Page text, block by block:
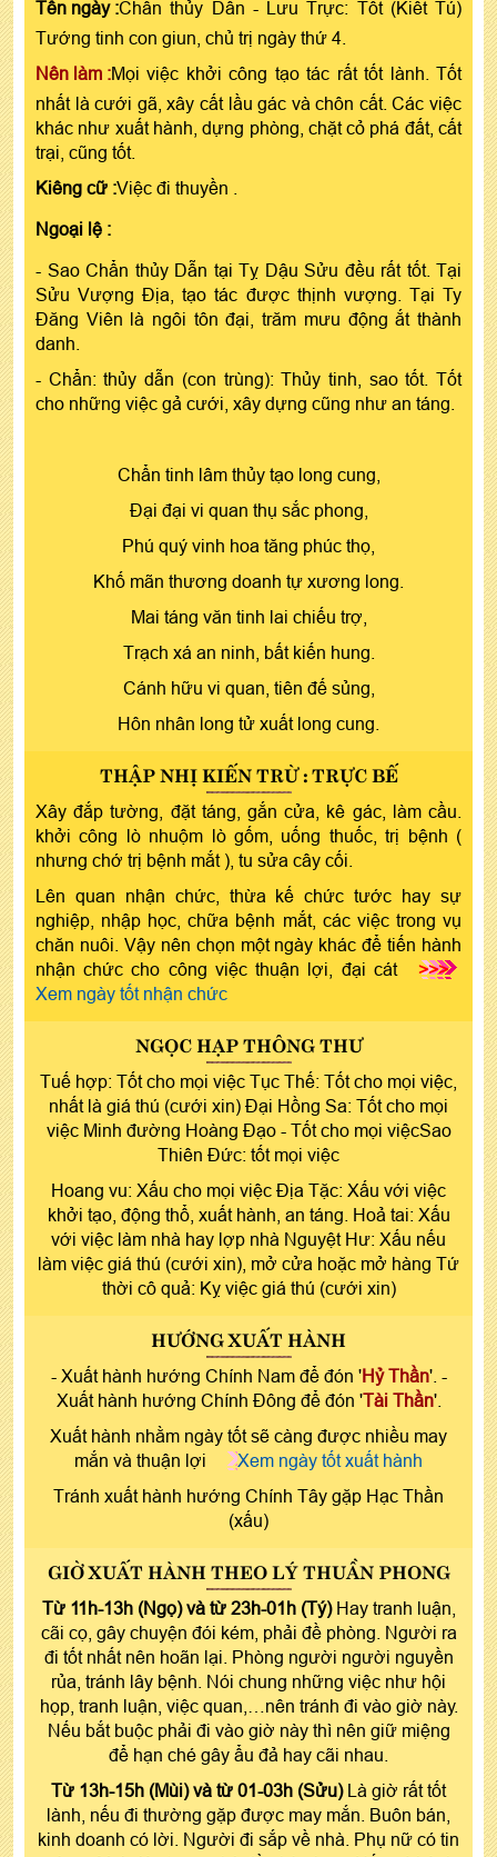
Tên ngày :Chẩn thủy Dẫn - Lưu Trực: Tốt (Kiết Tú)
Tướng tinh con giun, chủ trị ngày thứ 4.
Nên làm :Mọi việc khởi công tạo tác rất tốt lành. Tốt
nhất là cưới gã, xây cất lầu gác và chôn cất. Các việc
khác như xuất hành, dựng phòng, chặt cỏ phá đất, cất
trại, cũng tốt.
Kiêng cữ :Việc đi thuyền .
Ngoại lệ :
- Sao Chẩn thủy Dẫn tại Tỵ Dậu Sửu đều rất tốt. Tại
Sửu Vượng Địa, tạo tác được thịnh vượng. Tại Ty
Đăng Viên là ngôi tôn đại, trăm mưu động ắt thành
danh.
- Chẩn: thủy dẫn (con trùng): Thủy tinh, sao tốt. Tốt
cho những việc gả cưới, xây dựng cũng như an táng.
Chẩn tinh lâm thủy tạo long cung,
Đại đại vi quan thụ sắc phong,
Phú quý vinh hoa tăng phúc thọ,
Khố mãn thương doanh tự xương long.
Mai táng văn tinh lai chiếu trợ,
Trạch xá an ninh, bất kiến hung.
Cánh hữu vi quan, tiên đế sủng,
Hôn nhân long tử xuất long cung.
THẬP NHỊ KIẾN TRỪ : TRỰC BẾ
Xây đắp tường, đặt táng, gắn cửa, kê gác, làm cầu.
khởi công lò nhuộm lò gốm, uống thuốc, trị bệnh (
nhưng chớ trị bệnh mắt ), tu sửa cây cối.
Lên quan nhận chức, thừa kế chức tước hay sự
nghiệp, nhập học, chữa bệnh mắt, các việc trong vụ
chăn nuôi. Vậy nên chọn một ngày khác để tiến hành
nhận chức cho công việc thuận lợi, đại cát
>>>
Xem ngày tốt nhận chức
NGỌC HẠP THÔNG THƯ
Tuế hợp: Tốt cho mọi việc Tục Thế: Tốt cho mọi việc,
nhất là giá thú (cưới xin) Đại Hồng Sa: Tốt cho mọi
việc Minh đường Hoàng Đạo - Tốt cho mọi việcSao
Thiên Đức: tốt mọi việc
Hoang vu: Xấu cho mọi việc Địa Tặc: Xấu với việc
khởi tạo, động thổ, xuất hành, an táng. Hoả tai: Xấu
với việc làm nhà hay lợp nhà Nguyệt Hư: Xấu nếu
làm việc giá thú (cưới xin), mở cửa hoặc mở hàng Tứ
thời cô quả: Kỵ việc giá thú (cưới xin)
HƯỚNG XUẤT HÀNH
- Xuất hành hướng Chính Nam để đón 'Hỷ Thần'. -
Xuất hành hướng Chính Đông để đón 'Tài Thần'.
Xuất hành nhằm ngày tốt sẽ càng được nhiều may
mắn và thuận lợi
Xem ngày tốt xuất hành
Tránh xuất hành hướng Chính Tây gặp Hạc Thần
(xấu)
GIỜ XUẤT HÀNH THEO LÝ THUẦN PHONG
Từ 11h-13h (Ngọ) và từ 23h-01h (Tý) Hay tranh luận,
cãi cọ, gây chuyện đói kém, phải đề phòng. Người ra
đi tốt nhất nên hoãn lại. Phòng người người nguyền
rủa, tránh lây bệnh. Nói chung những việc như hội
họp, tranh luận, việc quan,…nên tránh đi vào giờ này.
Nếu bắt buộc phải đi vào giờ này thì nên giữ miệng
để hạn ché gây ẩu đả hay cãi nhau.
Từ 13h-15h (Mùi) và từ 01-03h (Sửu) Là giờ rất tốt
lành, nếu đi thường gặp được may mắn. Buôn bán,
kinh doanh có lời. Người đi sắp về nhà. Phụ nữ có tin